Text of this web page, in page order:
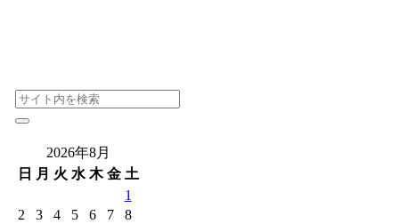
2026年8月
日
月 火 水 木 金 土
1
2
3 4 5 6 7
8